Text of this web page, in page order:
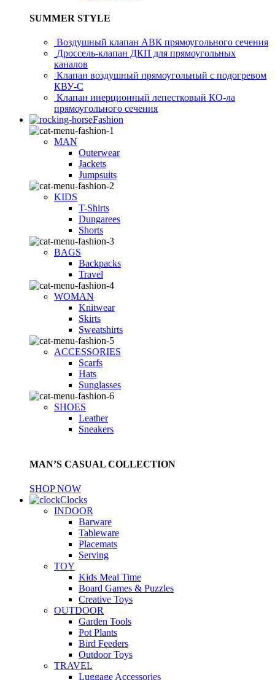
SUMMER STYLE
Воздушный клапан АВК прямоугольного сечения
Дроссель-клапан ДКП для прямоугольных
каналов
Клапан воздушный прямоугольный с подогревом
КВУ-С
Клапан инерционный лепестковый КО-ла
прямоугольного сечения
Fashion
MAN
Outerwear
Jackets
Jumpsuits
KIDS
T-Shirts
Dungarees
Shorts
BAGS
Backpacks
Travel
WOMAN
Knitwear
Skirts
Sweatshirts
ACCESSORIES
Scarfs
Hats
Sunglasses
SHOES
Leather
Sneakers
MAN’S CASUAL COLLECTION
SHOP NOW
Clocks
INDOOR
Barware
Tableware
Placemats
Serving
TOY
Kids Meal Time
Board Games & Puzzles
Creative Toys
OUTDOOR
Garden Tools
Pot Plants
Bird Feeders
Outdoor Toys
TRAVEL
Luggage Accessories